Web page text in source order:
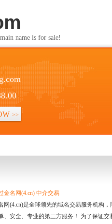
name is for sale!
>>
金名网(4.cn) 中介交易
网(4.cn)是全球领先的域名交易服务机构
、安全、专业的第三方服务！ 为了保证